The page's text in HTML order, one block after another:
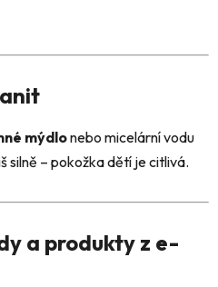
mýdlonebo micelární vodu
– pokožka dětí je citlivá.
a produkty z e-